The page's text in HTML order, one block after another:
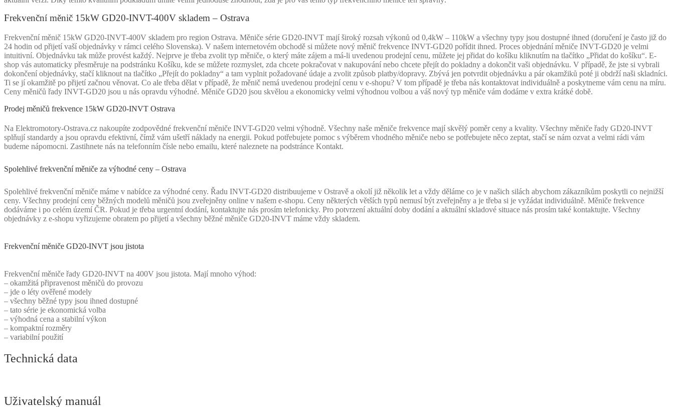
Frekvenční měnič 15kW GD20-INVT-400V skladem – Ostrava
Frekvenční měnič 15kW GD20-INVT-400V skladem pro region Ostrava. Měniče série GD20-INVT mají široký rozsah výkonů od 0,4kW – 110kW a všechny typy jsou dostupné ihned (doručení je často již do
24 hodin od přijetí vaší objednávky v rámci celého Slovenska). V našem internetovém obchodě si můžete nový měnič frekvence INVT-GD20 pořídit ihned. Proces objednání měniče INVT-GD20 je velmi
intuitivní. Objednávku tak může provést každý. Nejprve je třeba zvolit typ měniče, o který máte zájem a má-li uvedenou prodejní cenu, můžete jej přidat do košíku kliknutím na tlačítko „Přidat do košíku“. E-
shop vás automaticky přesměruje na podstránku Košíku, kde se můžete rozmyslet, zda chcete pokračovat v nakupování nebo chcete přejít do pokladny a dokončit vaši objednávku. V případě, že jste si vybrali
dokončení objednávky, stačí kliknout na tlačítko „Přejít do pokladny“ a tam vyplnit požadované údaje a zvolit způsob platby/dopravy. Zbývá jen potvrdit objednávku a pár okamžiků poté ji obdrží naši skladníci.
Ti se jí okamžitě po přijetí začnou věnovat. Co ale třeba dělat v případě, že měnič nemá uvedenou prodejní cenu v e-shopu? V tom případě je třeba nás kontaktovat individuálně a poskytneme vám cenu na míru.
Ceny měničů řady INVT-GD20 jsou u nás opravdu výhodné. Měniče GD20 jsou skvělou a ekonomicky velmi výhodnou volbou a váš nový typ měniče vám dodáme v extra krátké době.
Prodej měničů frekvence 15kW GD20-INVT Ostrava
Na Elektromotory-Ostrava.cz nakoupíte zodpovědné frekvenční měniče INVT-GD20 velmi výhodně. Všechny naše měniče frekvence mají skvělý poměr ceny a kvality. Všechny měniče řady GD20-INVT
splňují standardy a jsou opravdu efektivní, čímž vám ušetří náklady na energii. Pokud potřebujete pomoc s výběrem vhodného měniče nebo se potřebujete něco zeptat, stačí se nám ozvat a velmi rádi vám
budeme nápomocni. Zastihnete nás na telefonním čísle nebo emailu, které naleznete na podstránce Kontakt.
Spolehlivé frekvenční měniče za výhodné ceny – Ostrava
Spolehlivé frekvenční měniče máme v nabídce za výhodné ceny. Řadu INVT-GD20 distribuujeme v Ostravě a okolí již několik let a vždy děláme co je v našich silách abychom zákazníkům poskytli co nejnižší
ceny. Všechny prodejní ceny běžných modelů měničů jsou zveřejněny online v našem e-shopu. Ceny některých větších typů nemusí být zveřejněny a je třeba si je vyžádat individuálně. Měniče frekvence
dodáváme i po celém území ČR. Pokud je třeba urgentní dodání, kontaktujte nás prosím telefonicky. Pro potvrzení aktuální doby dodání a aktuální skladové situace nás prosím také kontaktujte. Všechny
objednávky z e-shopu vyřizujeme obratem po přijetí a všechny běžné měniče GD20-INVT máme vždy skladem.
Frekvenční měniče GD20-INVT jsou jistota
Frekvenční měniče řady GD20-INVT na 400V jsou jistota. Mají mnoho výhod:
– okamžitá připravenost měničů do provozu
– jde o léty ověřené modely
– všechny běžné typy jsou ihned dostupné
– tato série je ekonomická volba
– výhodná cena a stabilní výkon
– kompaktní rozměry
– variabilní použití
Technická data
Uživatelský manuál